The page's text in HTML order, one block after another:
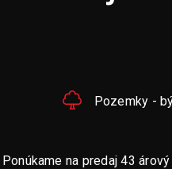
Pozemky -
Ponúkame na predaj 43